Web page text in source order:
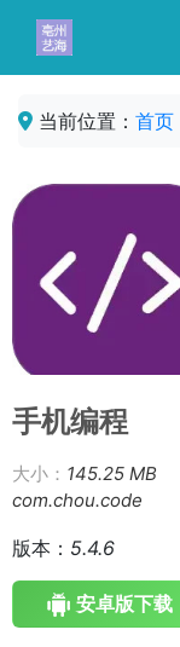
当前位置： 首页
手机编程
大小： 145.25 MB
com.chou.code
版本： 5.4.6
安卓版下载